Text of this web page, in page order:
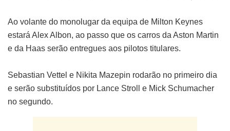
Ao volante do monolugar da equipa de Milton Keynes
estará Alex Albon, ao passo que os carros da Aston Martin
e da Haas serão entregues aos pilotos titulares.
Sebastian Vettel e Nikita Mazepin rodarão no primeiro dia
e serão substituídos por Lance Stroll e Mick Schumacher
no segundo.